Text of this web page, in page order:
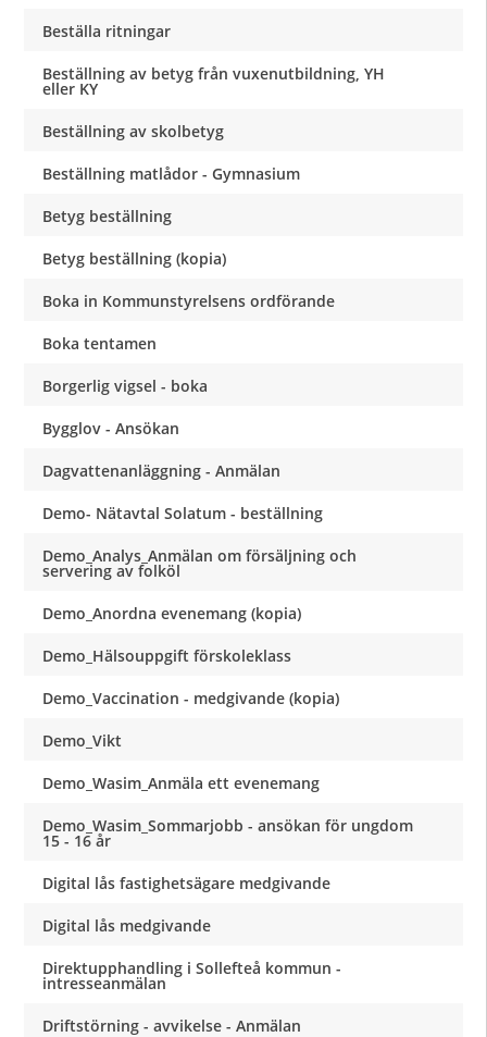
Beställa ritningar
Beställning av betyg från vuxenutbildning, YH
eller KY
Beställning av skolbetyg
Beställning matlådor - Gymnasium
Betyg beställning
Betyg beställning (kopia)
Boka in Kommunstyrelsens ordförande
Boka tentamen
Borgerlig vigsel - boka
Bygglov - Ansökan
Dagvattenanläggning - Anmälan
Demo- Nätavtal Solatum - beställning
Demo_Analys_Anmälan om försäljning och
servering av folköl
Demo_Anordna evenemang (kopia)
Demo_Hälsouppgift förskoleklass
Demo_Vaccination - medgivande (kopia)
Demo_Vikt
Demo_Wasim_Anmäla ett evenemang
Demo_Wasim_Sommarjobb - ansökan för ungdom
15 - 16 år
Digital lås fastighetsägare medgivande
Digital lås medgivande
Direktupphandling i Sollefteå kommun -
intresseanmälan
Driftstörning - avvikelse - Anmälan